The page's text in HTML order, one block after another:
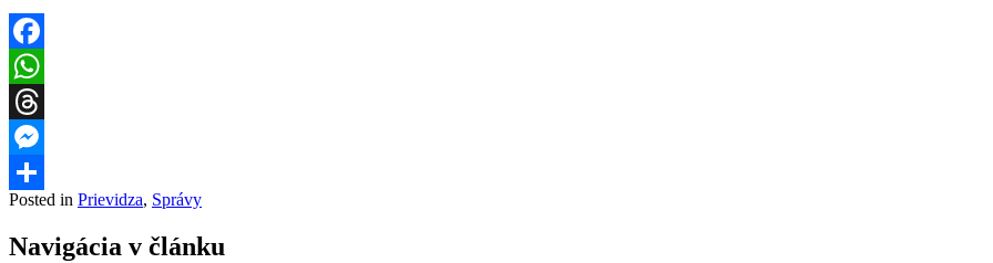
Facebook
WhatsApp
Threads
Messenger
Share
Posted in Prievidza, Správy
Navigácia v článku